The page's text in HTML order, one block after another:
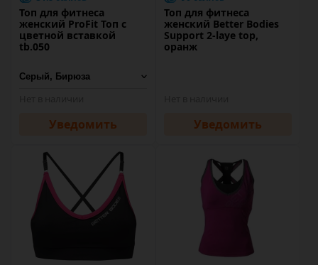
Топ для фитнеса
женский ProFit Топ с
цветной вставкой
tb.050
Уведомить
Топ для фитнеса
женский Better Bodies
Support 2-laye top,
оранж
Уведомить